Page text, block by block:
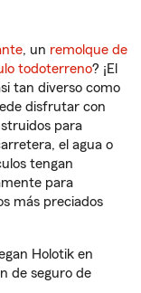
, un remolque de
todoterreno? ¡El
tan diverso como
disfrutar con
para
el agua o
tengan
para
más preciados
Holotik en
de seguro de